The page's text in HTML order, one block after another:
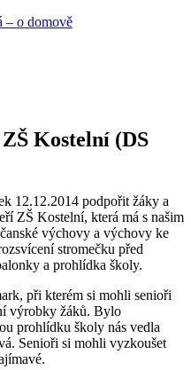
– o domově
Kostelní (DS
12.12.2014 podpořit žáky a
ZŠ Kostelní, která má s našim
výchovy a výchovy ke
stromečku před
a prohlídka školy.
při kterém si mohli senioři
výrobky žáků. Bylo
prohlídku školy nás vedla
Senioři si mohli vyzkoušet